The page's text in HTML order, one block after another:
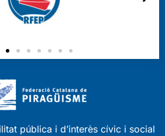
pública i d’interès cívic i social